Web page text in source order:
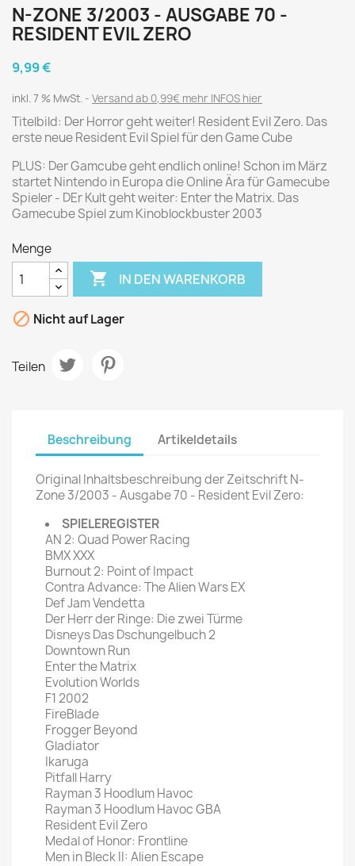
N-ZONE 3/2003 - AUSGABE 70 -
RESIDENT EVIL ZERO
9,99 €
inkl. 7 % MwSt. Versand ab 0,99€ mehr INFOS hier
Titelbild: Der Horror geht weiter! Resident Evil Zero. Das
erste neue Resident Evil Spiel für den Game Cube
PLUS: Der Gamcube geht endlich online! Schon im März
startet Nintendo in Europa die Online Ära für Gamecube
Spieler - DEr Kult geht weiter: Enter the Matrix. Das
Gamecube Spiel zum Kinoblockbuster 2003
Menge
 IN DEN WARENKORB
 Nicht auf Lager
Teilen
Beschreibung Artikeldetails
Original Inhaltsbeschreibung der Zeitschrift N-
Zone 3/2003 - Ausgabe 70 - Resident Evil Zero:
SPIELEREGISTER
AN 2: Quad Power Racing
BMX XXX
Burnout 2: Point of Impact
Contra Advance: The Alien Wars EX
Def Jam Vendetta
Der Herr der Ringe: Die zwei Türme
Disneys Das Dschungelbuch 2
Downtown Run
Enter the Matrix
Evolution Worlds
F1 2002
FireBlade
Frogger Beyond
Gladiator
Ikaruga
Pitfall Harry
Rayman 3 Hoodlum Havoc
Rayman 3 Hoodlum Havoc GBA
Resident Evil Zero
Medal of Honor: Frontline
Men in Bleck II: Alien Escape